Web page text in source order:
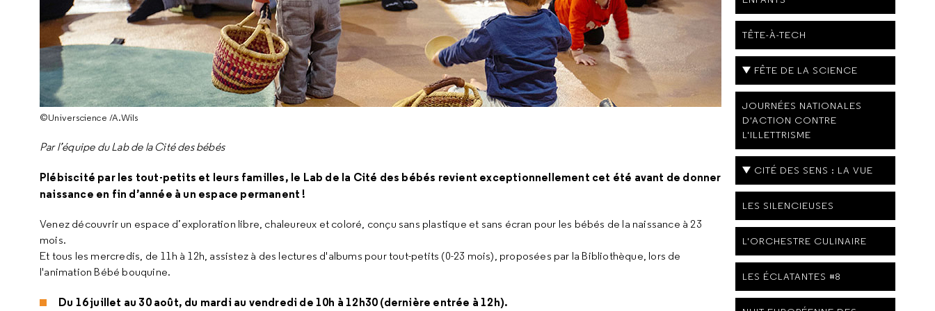
©Universcience /A.Wils
Par l’équipe du Lab de la Cité des bébés
Plébiscité par les tout-petits et leurs familles, le Lab de la Cité des bébés revient exceptionnellement cet été avant de donner
naissance en fin d’année à un espace permanent !
Venez découvrir un espace d’exploration libre, chaleureux et coloré, conçu sans plastique et sans écran pour les bébés de la naissance à 23
mois.
Et tous les mercredis, de 11h à 12h, assistez à des lectures d'albums pour tout-petits (0-23 mois), proposées par la Bibliothèque, lors de
l'animation Bébé bouquine.
Du 16 juillet au 30 août, du mardi au vendredi de 10h à 12h30 (dernière entrée à 12h).
TÊTE-À-TECH
FÊTE DE LA SCIENCE
JOURNÉES NATIONALES
D'ACTION CONTRE
L'ILLETTRISME
CITÉ DES SENS : LA VUE
LES SILENCIEUSES
L'ORCHESTRE CULINAIRE
LES ÉCLATANTES #8